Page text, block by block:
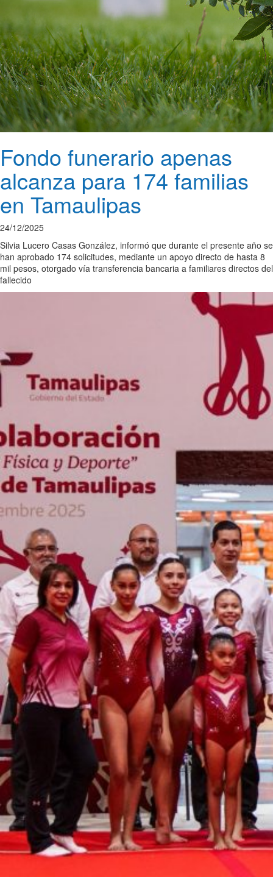
Fondo funerario apenas
alcanza para 174 familias
en Tamaulipas
24/12/2025
Silvia Lucero Casas González, informó que durante el presente año se
han aprobado 174 solicitudes, mediante un apoyo directo de hasta 8
mil pesos, otorgado vía transferencia bancaria a familiares directos del
fallecido